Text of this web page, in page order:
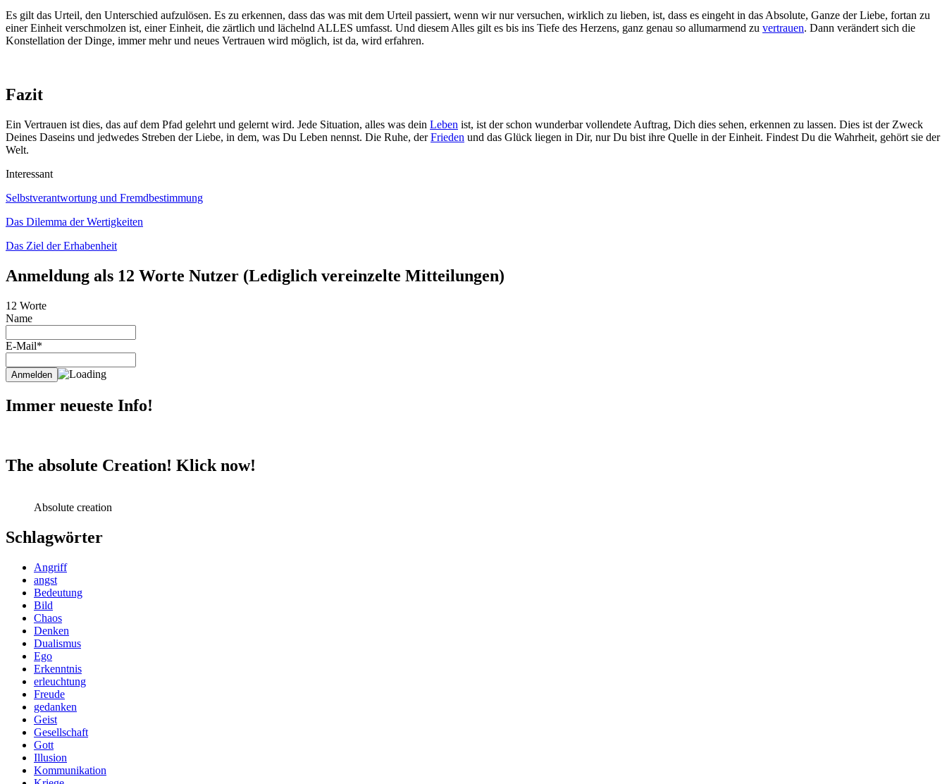
Es gilt das Urteil, den Unterschied aufzulösen. Es zu erkennen, dass das was mit dem Urteil passiert, wenn wir nur versuchen, wirklich zu lieben, ist, dass es eingeht in das Absolute, Ganze der Liebe, fortan zu
einer Einheit verschmolzen ist, einer Einheit, die zärtlich und lächelnd ALLES umfasst. Und diesem Alles gilt es bis ins Tiefe des Herzens, ganz genau so allumarmend zu vertrauen. Dann verändert sich die
Konstellation der Dinge, immer mehr und neues Vertrauen wird möglich, ist da, wird erfahren.
Fazit
Ein Vertrauen ist dies, das auf dem Pfad gelehrt und gelernt wird. Jede Situation, alles was dein Leben ist, ist der schon wunderbar vollendete Auftrag, Dich dies sehen, erkennen zu lassen. Dies ist der Zweck
Deines Daseins und jedwedes Streben der Liebe, in dem, was Du Leben nennst. Die Ruhe, derFrieden und das Glück liegen in Dir, nur Du bist ihre Quelle in der Einheit. Findest Du die Wahrheit, gehört sie der
Welt.
Interessant
Selbstverantwortung und Fremdbestimmung
Das Dilemma der Wertigkeiten
Das Ziel der Erhabenheit
Anmeldung als 12 Worte Nutzer (Lediglich vereinzelte Mitteilungen)
12 Worte
Name
E-Mail*
Immer neueste Info!
The absolute Creation! Klick now!
Absolute creation
Schlagwörter
Angriff
angst
Bedeutung
Bild
Chaos
Denken
Dualismus
Ego
Erkenntnis
erleuchtung
Freude
gedanken
Geist
Gesellschaft
Gott
Illusion
Kommunikation